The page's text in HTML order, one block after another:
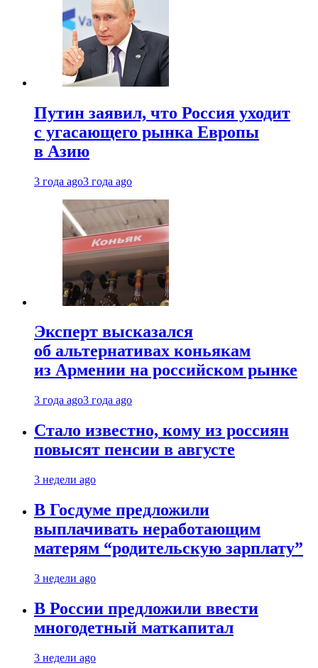
Путин заявил, что Россия уходит
с угасающего рынка Европы
в Азию
3 года ago3 года ago
Эксперт высказался
об альтернативах коньякам
из Армении на российском рынке
3 года ago3 года ago
Стало известно, кому из россиян
повысят пенсии в августе
3 недели ago
В Госдуме предложили
выплачивать неработающим
матерям “родительскую зарплату”
3 недели ago
В России предложили ввести
многодетный маткапитал
3 недели ago